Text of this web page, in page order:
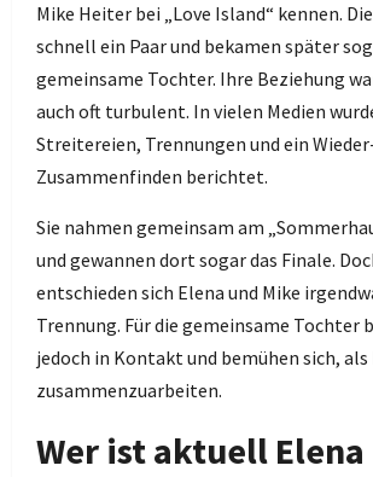
Mike Heiter bei „Love Island“ kennen.
schnell ein Paar und bekamen später
gemeinsame Tochter. Ihre Beziehung
auch oft turbulent. In vielen Medien
Streitereien, Trennungen und ein
Zusammenfinden berichtet.
Sie nahmen gemeinsam am
und gewannen dort sogar das Finale.
entschieden sich Elena und Mike
Trennung. Für die gemeinsame Tochter
jedoch in Kontakt und bemühen sich,
zusammenzuarbeiten.
Wer ist aktuell Elena